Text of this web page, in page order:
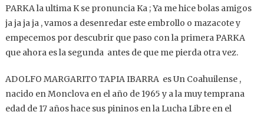
PARKA la ultima K se pronuncia Ka ; Ya me hice bolas amigos
ja ja ja ja , vamos a desenredar este embrollo o mazacote y
empecemos por descubrir que paso con la primera PARKA
que ahora es la segunda antes de que me pierda otra vez.
ADOLFO MARGARITO TAPIA IBARRA es Un Coahuilense ,
nacido en Monclova en el año de 1965 y a la muy temprana
edad de 17 años hace sus pininos en la Lucha Libre en el